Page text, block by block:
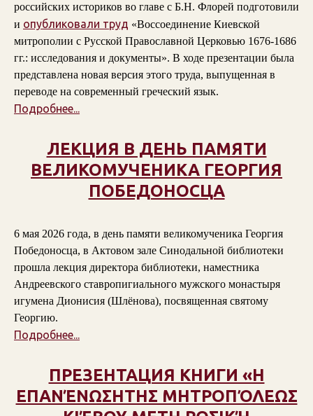
российских историков во главе с Б.Н. Флорей подготовили
и опубликовали труд «Воссоединение Киевской
митрополии с Русской Православной Церковью 1676-1686
гг.: исследования и документы». В ходе презентации была
представлена новая версия этого труда, выпущенная в
переводе на современный греческий язык.
Подробнее...
ЛЕКЦИЯ В ДЕНЬ ПАМЯТИ
ВЕЛИКОМУЧЕНИКА ГЕОРГИЯ
ПОБЕДОНОСЦА
6 мая 2026 года, в день памяти великомученика Георгия
Победоносца, в Актовом зале Синодальной библиотеки
прошла лекция директора библиотеки, наместника
Андреевского ставропигиального мужского монастыря
игумена Дионисия (Шлёнова), посвященная святому
Георгию.
Подробнее...
ПРЕЗЕНТАЦИЯ КНИГИ «Η
ΕΠΑΝΈΝΩΣΗΤΗΣ ΜΗΤΡΟΠΌΛΕΩΣ